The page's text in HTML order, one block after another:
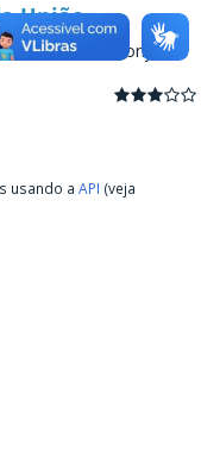
União
Estados e conjunto
usando a API (veja